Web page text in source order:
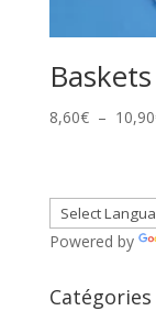
8,60€ – 10,90
Powered by